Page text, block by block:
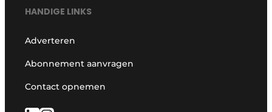
HANDIGE LINKS
Adverteren
Abonnement aanvragen
Contact opnemen